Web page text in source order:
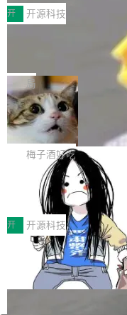
持续开源更多基于UCL-
件。 腾讯网平团队在
个独立于业务线程的全局
经开始引入 AI Coding 工
型或企业内部部署模型提
Coding 从个人辅助工具
级应用，企业在规模化落
可控性和代码质量提出了
安全与合规要求。对于大
有云模型能够满足快速试
但对于金融、能源、医疗
智能应用典型案例名单》
各领域的应用成果，覆盖
产品应用、支撑保障、专
AI算力网关（AI创新平台
各业的Agent走向规模化
渐丰富，用户关注的重点
让AI用起来，还要进一步
Token花在哪里、算力是
续增长的AI成本该如何优
正是围绕这些实际问题，
理两个方面，让用户的每
得住、用得稳、省得下、
始，Token使用一目...
开 开源科技
Jeff Dean 离开
束，一个实验室的开始
Google 员工编号 20。
Bigtable 作者之一。
Gemini 的架构师。
ean 在 Google 工作了
不是一个人走。一同离开
wat（Google 员工编号
年的编程搭档，
作者）、Quoc Le（
q2Seq 和 DocAI 的共同
yals（Gemini 联合负责人
局
🔥 SolonCode
字体可调、22 种语言
打开终端就能上岗的全中
把「看得清、用母语、记
齐。 SolonCode 是什么
耳科技研发的企业级终
中文驱动的数字员工，自
骤、编写代码。不挑模型
装完即用。 开源地址：
b 安装 支持 Java 8+（
x / Windows / Harmony
x / Harmony PC curl -
梅子酒好吃
让“代码语义理解”深度
价值潜能：华为云码
代码仓技术解析
一、代码仓深度理解技
程实践中，代码仓是企业
体。企业级代码仓库通常
个文件，其规模远超单次
文窗口。随着项目规模的
不断累积，代码仓中的模
务逻辑等关键信息往往分
开 开源科技